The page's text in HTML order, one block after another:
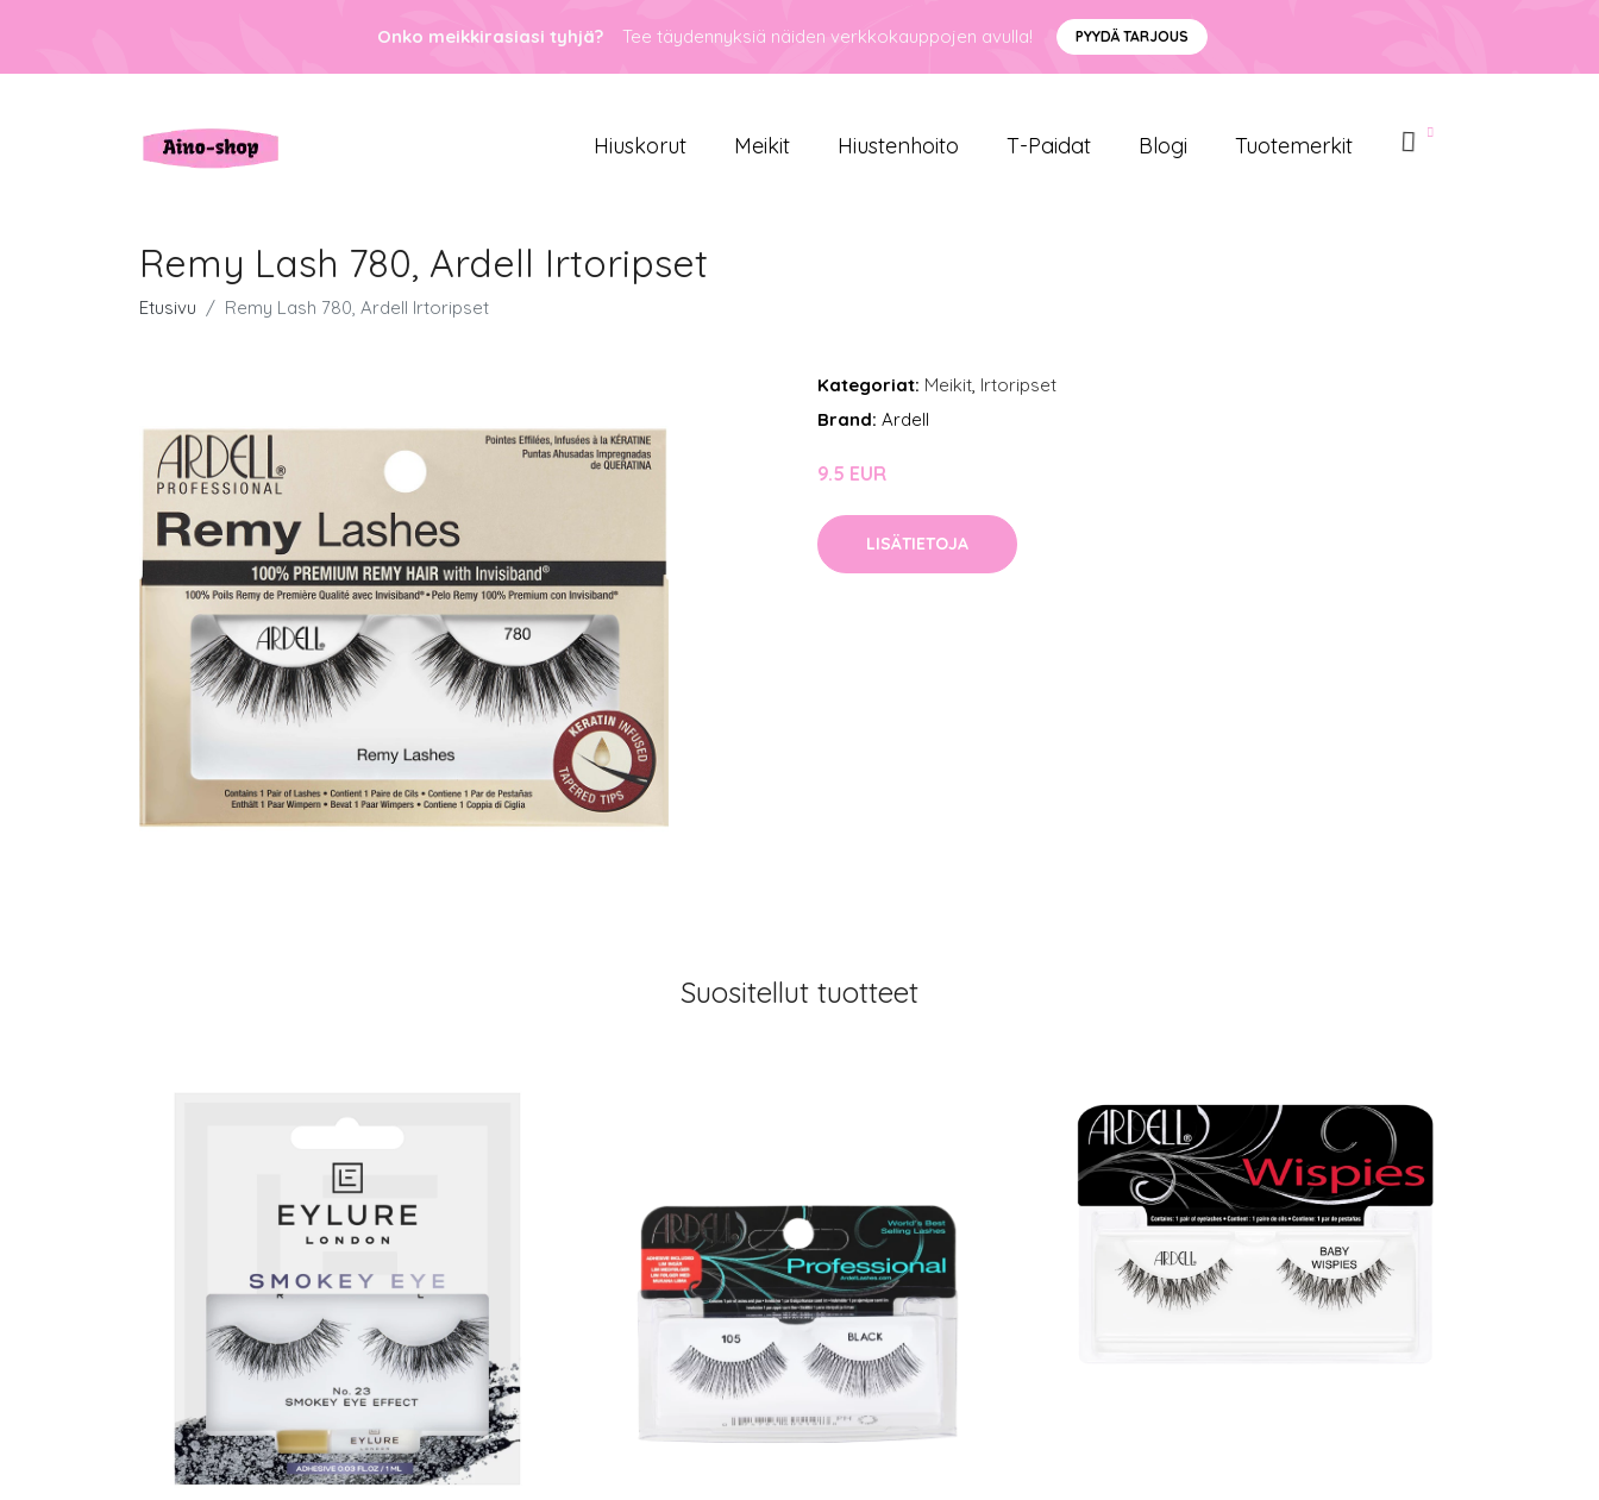
Onko meikkirasiasi tyhjä? Tee täydennyksiä näiden verkkokauppojen avulla! PYYDÄ TARJOUS
Hiuskorut Meikit Hiustenhoito T-Paidat Blogi Tuotemerkit
Remy Lash 780, Ardell Irtoripset
Etusivu Remy Lash 780, Ardell Irtoripset
Kategoriat: Meikit, Irtoripset
Brand: Ardell
9.5 EUR
LISÄTIETOJA
Suositellut tuotteet